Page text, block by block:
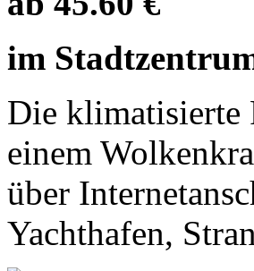
im
Die klimatisierte
einem
über
Yachthafen,